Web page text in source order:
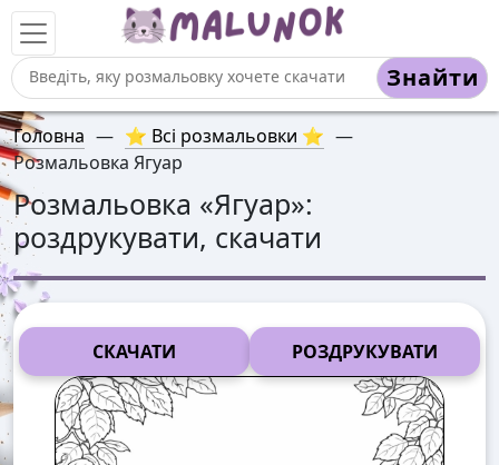
Знайти
Головна — ⭐ Всі розмальовки ⭐ —
Розмальовка Ягуар
Розмальовка «Ягуар»:
роздрукувати, скачати
СКАЧАТИ РОЗДРУКУВАТИ